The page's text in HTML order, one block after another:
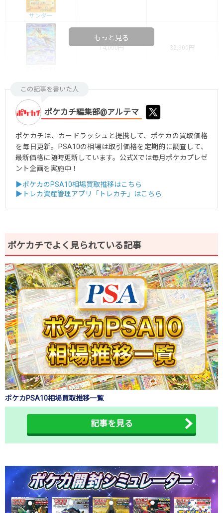
サンダー
14,000円 32,900円
もっと見る
この記事を書いた人
ポケカチ編集部@アルテマ
ポケカチは、カードラッシュと提携して、ポケカの買取価格
を毎日更新。PSA10の相場は取引価格を定期的に調査して、
最新価格に随時更新しています。公式Xでは毎月ポケカプレゼ
ント企画を実施中！
▶ポケカのPSA10相場買取推移はこちら
▶トレカ資産管理アプリ「トレカチ」はこちら
ポケカチでよく見られている記事
ポケカPSA10相場買取推移一覧
記事を見る